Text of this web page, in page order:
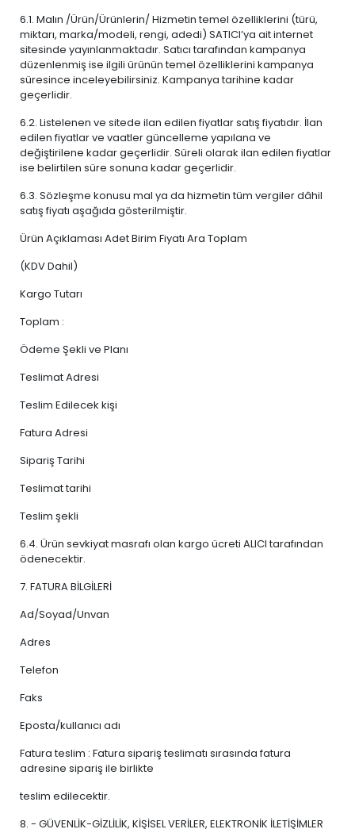
6.1. Malın /Ürün/Ürünlerin/ Hizmetin temel özelliklerini (türü,
miktarı, marka/modeli, rengi, adedi) SATICI’ya ait internet
sitesinde yayınlanmaktadır. Satıcı tarafından kampanya
düzenlenmiş ise ilgili ürünün temel özelliklerini kampanya
süresince inceleyebilirsiniz. Kampanya tarihine kadar
geçerlidir.
6.2. Listelenen ve sitede ilan edilen fiyatlar satış fiyatıdır. İlan
edilen fiyatlar ve vaatler güncelleme yapılana ve
değiştirilene kadar geçerlidir. Süreli olarak ilan edilen fiyatlar
ise belirtilen süre sonuna kadar geçerlidir.
6.3. Sözleşme konusu mal ya da hizmetin tüm vergiler dâhil
satış fiyatı aşağıda gösterilmiştir.
Ürün Açıklaması Adet Birim Fiyatı Ara Toplam
(KDV Dahil)
Kargo Tutarı
Toplam :
Ödeme Şekli ve Planı
Teslimat Adresi
Teslim Edilecek kişi
Fatura Adresi
Sipariş Tarihi
Teslimat tarihi
Teslim şekli
6.4. Ürün sevkiyat masrafı olan kargo ücreti ALICI tarafından
ödenecektir.
7. FATURA BİLGİLERİ
Ad/Soyad/Unvan
Adres
Telefon
Faks
Eposta/kullanıcı adı
Fatura teslim : Fatura sipariş teslimatı sırasında fatura
adresine sipariş ile birlikte
teslim edilecektir.
8. - GÜVENLİK-GİZLİLİK, KİŞİSEL VERİLER, ELEKTRONİK İLETİŞİMLER